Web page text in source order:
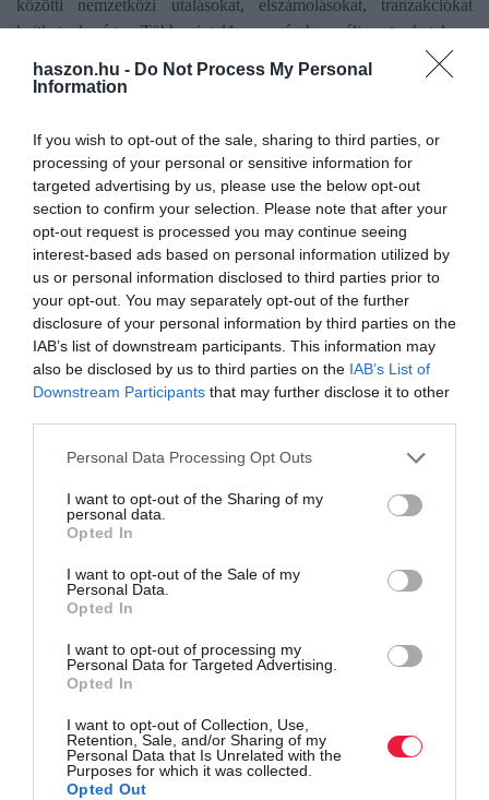
haszon.hu - Do Not Process My Personal
Information
If you wish to opt-out of the sale, sharing to third parties, or
processing of your personal or sensitive information for
targeted advertising by us, please use the below opt-out
section to confirm your selection. Please note that after your
opt-out request is processed you may continue seeing
interest-based ads based on personal information utilized by
us or personal information disclosed to third parties prior to
your opt-out. You may separately opt-out of the further
disclosure of your personal information by third parties on the
IAB’s list of downstream participants. This information may
also be disclosed by us to third parties on the IAB’s List of
Downstream Participants that may further disclose it to other
Please note that this website/app uses one or more Google
not limited to your visit or usage behaviour. You may click to
grant or deny consent to Google and its third-party tags to
use your data for below specified purposes in below Google
consent section.
Personal Data Processing Opt Outs
I want to opt-out of the Sharing of my
personal data.
Opted In
I want to opt-out of the Sale of my
Personal Data.
Opted In
I want to opt-out of processing my
Personal Data for Targeted Advertising.
Opted In
I want to opt-out of Collection, Use,
Retention, Sale, and/or Sharing of my
Personal Data that Is Unrelated with the
Purposes for which it was collected.
Opted Out
közötti nemzetközi utalásokat, elszámolásokat, tranzakciókat
hajthatnak végre. Több mint 11 ezer cég használja ezt a hatalmas
üzenettovábbító rendszert, amin naponta több mint 40 millió
tranzakció megy keresztül. Ha például külföldre utal valaki a
A szisztéma lényege a SWIFT-kód, amellyel a rendszerben
azonosítani tudják egymást a küldő és fogadó cégek. A kód több
részből áll, az első négy betű azonosítja a bankot, a második két
betű az országot, a harmadik két betű a várost, és felhasználható
még további három kódhely. A Sberbank Magyarország SWIFT-
kódja a MAVOHUHB, azaz megtartotta a még volksbankos
kódot a rendszerben. Ha például külföldre utal valaki a
bankszámlájáról, akkor a SWIFT-kódot kell használnia.
pénzintézetet kapcsolják le a rendszerről, hanem csak konkrétan
meghatározott társaságokat. Elvileg egy teljes embargóra is lenne
lehetőség, hiszen a RU országkód alapján ezt meg lehetne oldani.
(Az oroszországi Sberbank SWIFT-kódja például SABRRU).,
írja ismertetőjében abank.360.hu.
orosz-ukrán válság orosz-ukrán háború bank
átutalás szankciók